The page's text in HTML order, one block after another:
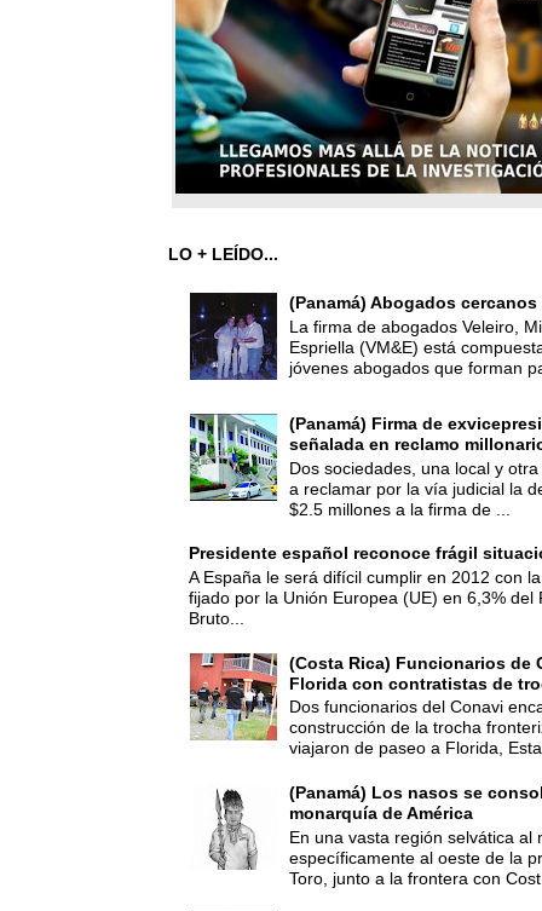
LO + LEÍDO...
(Panamá) Abogados
La firma de abogados Veleiro,
Espriella (VM&E) está
jóvenes abogados que forman
(Panamá) Firma de
señalada en reclamo
Dos sociedades, una local y
a reclamar por la vía judicial la
$2.5 millones a la firma de ...
Presidente español reconoce frágil
A España le será difícil cumplir en 2012 con
fijado por la Unión Europea (UE) en 6,3% del
Bruto...
(Costa Rica) Funcionarios de
Florida con contratistas de
Dos funcionarios del Conavi
construcción de la trocha
viajaron de paseo a Florida,
(Panamá) Los nasos se
monarquía de América
En una vasta región selvática al
específicamente al oeste de la
Toro, junto a la frontera con